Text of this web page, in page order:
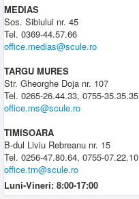
MEDIAS
Sos. Sibiului nr. 45
Tel. 0369-44.57.66
office.medias@scule.ro
TARGU MURES
Str. Gheorghe Doja nr. 107
Tel. 0265-26.44.33, 0755-35.35.35
office.ms@scule.ro
TIMISOARA
B-dul Liviu Rebreanu nr. 15
Tel. 0256-47.80.64, 0755-07.22.10
office.tm@scule.ro
Luni-Vineri: 8:00-17:00